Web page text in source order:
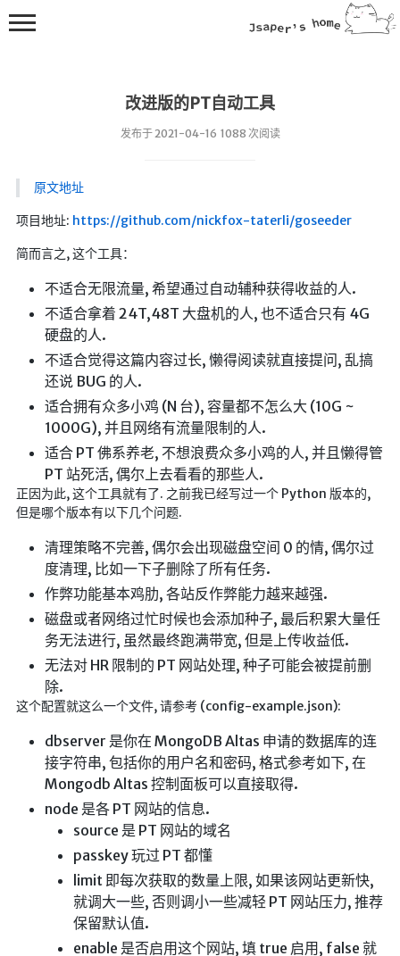
改进版的PT自动工具
发布于 2021-04-16 1088 次阅读
原文地址
项目地址: https://github.com/nickfox-taterli/goseeder
简而言之, 这个工具：
不适合无限流量, 希望通过自动辅种获得收益的人.
不适合拿着 24T,48T 大盘机的人, 也不适合只有 4G
硬盘的人.
不适合觉得这篇内容过长, 懒得阅读就直接提问, 乱搞
还说 BUG 的人.
适合拥有众多小鸡 (N 台), 容量都不怎么大 (10G ~
1000G), 并且网络有流量限制的人.
适合 PT 佛系养老, 不想浪费众多小鸡的人, 并且懒得管
PT 站死活, 偶尔上去看看的那些人.
正因为此, 这个工具就有了. 之前我已经写过一个 Python 版本的,
但是哪个版本有以下几个问题.
清理策略不完善, 偶尔会出现磁盘空间 0 的情, 偶尔过
度清理, 比如一下子删除了所有任务.
作弊功能基本鸡肋, 各站反作弊能力越来越强.
磁盘或者网络过忙时候也会添加种子, 最后积累大量任
务无法进行, 虽然最终跑满带宽, 但是上传收益低.
无法对 HR 限制的 PT 网站处理, 种子可能会被提前删
除.
这个配置就这么一个文件, 请参考 (config-example.json):
dbserver 是你在 MongoDB Altas 申请的数据库的连
接字符串, 包括你的用户名和密码, 格式参考如下, 在
Mongodb Altas 控制面板可以直接取得.
node 是各 PT 网站的信息.
source 是 PT 网站的域名
passkey 玩过 PT 都懂
limit 即每次获取的数量上限, 如果该网站更新快,
就调大一些, 否则调小一些减轻 PT 网站压力, 推荐
保留默认值.
enable 是否启用这个网站, 填 true 启用, false 就
导航站
综合导航
合集网
鱼塘热榜
航拍全景
暗网导航
简易代理
网页代理
网页代理备用
Google访问助手
🎬在线影视
影视导航
影视无广告
在线影视备用
在线影视 备用1
在线影视 备用2
英美日韩剧
在线影视新增
导航站
在线影视(失效)